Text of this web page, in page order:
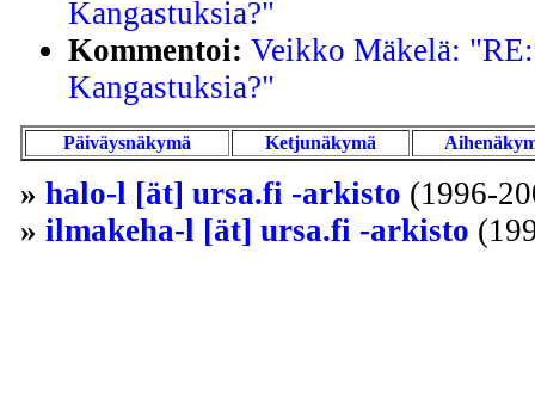
Kangastuksia?"
Kommentoi: Veikko Mäkelä:
Kangastuksia?"
Päiväysnäkymä Ketjunäkymä
» halo-l [ät] ursa.fi -arkisto (1996-
» ilmakeha-l [ät] ursa.fi -arkisto